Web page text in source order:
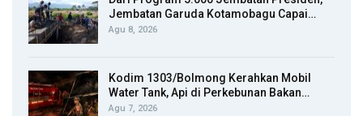
Jembatan Garuda Kotamobagu Capai…
Agu 8, 2026
Kodim 1303/Bolmong Kerahkan Mobil
Water Tank, Api di Perkebunan Bakan…
Agu 7, 2026